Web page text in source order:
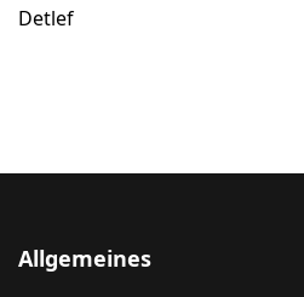
Detlef
Allgemeines